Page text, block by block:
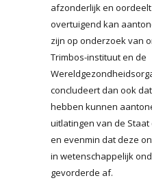
afzonderlijk en
overtuigend kan
zijn op onderzoek van
Trimbos-instituut en de
concludeert dan ook
hebben kunnen
uitlatingen van de
en evenmin dat deze
in wetenschappelijk
gevorderde af.